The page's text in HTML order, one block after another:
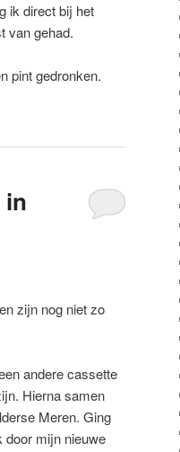
ik direct bij het
van gehad.
pint gedronken.
in
zijn nog niet zo
andere cassette
Hierna samen
Meren. Ging
door mijn nieuwe